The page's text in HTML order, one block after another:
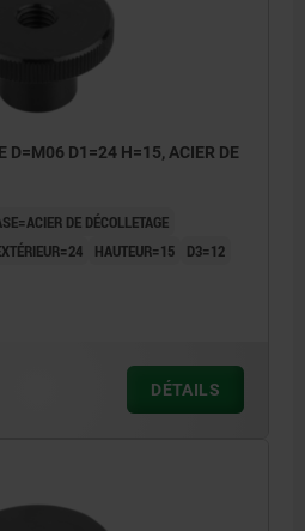
DE DÉCOLLETAGE
HAUTEUR=15
D3=12
DÉTAILS